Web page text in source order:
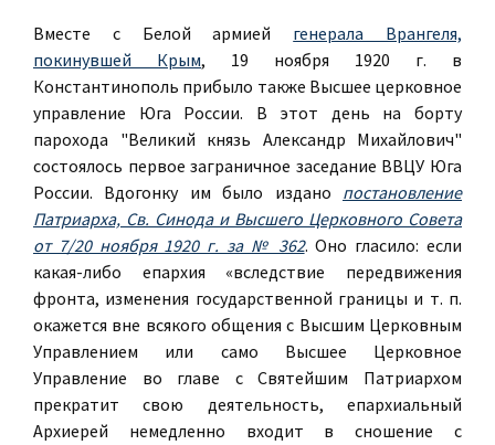
Вместе с Белой армией генерала Врангеля,
покинувшей Крым, 19 ноября 1920 г. в
Константинополь прибыло также Высшее церковное
управление Юга России. В этот день на борту
парохода "Великий князь Александр Михайлович"
состоялось первое заграничное заседание ВВЦУ Юга
России. Вдогонку им было издано постановление
Патриарха, Св. Синода и Высшего Церковного Совета
от 7/20 ноября 1920 г. за № 362. Оно гласило: если
какая-либо епархия «вследствие передвижения
фронта, изменения государственной границы и т. п.
окажется вне всякого общения с Высшим Церковным
Управлением или само Высшее Церковное
Управление во главе с Святейшим Патриархом
прекратит свою деятельность, епархиальный
Архиерей немедленно входит в сношение с